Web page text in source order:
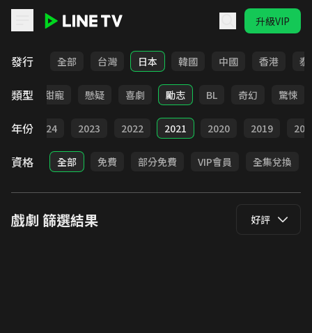
升級VIP
發行 全部 台灣 日本 韓國 中國 香港 泰
類型
改編 甜寵 懸疑 喜劇 勵志 BL 奇幻 驚悚
年份 2024 2023 2022 2021 2020 2019
資格 全部 免費 部分免費 VIP會員 全集兌換
戲劇 篩選結果 好評